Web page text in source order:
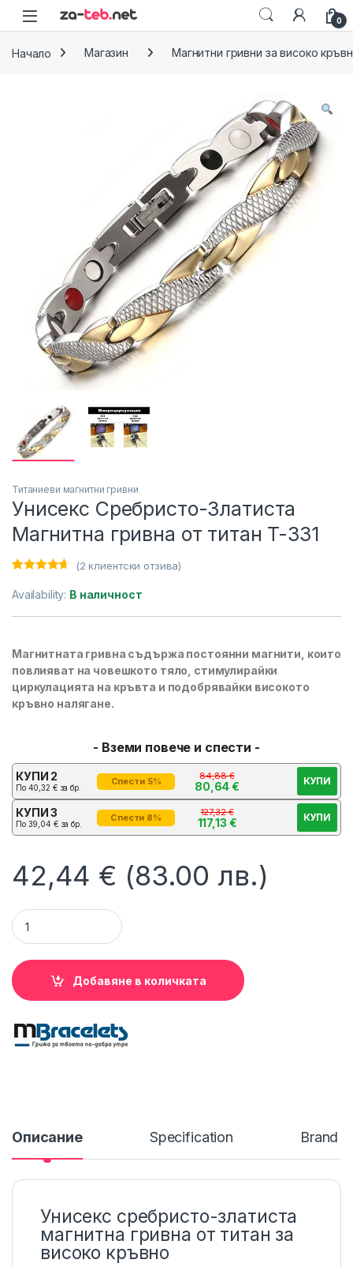
Skip to navigation
Skip to content
0
Начало Магазин Магнитни гривни за високо
Титаниеви магнитни гривни
Унисекс Сребристо-Златиста
Магнитна гривна от титан T-331
4.50от 5,
на
(2 клиентски отзива)
Availability: В наличност
Магнитната гривна съдържа постоянни магнити, които
повлияват на човешкото тяло, стимулирайки
циркулацията на кръвта и подобрявайки високото
кръвно налягане.
- Вземи повече и спести -
КУПИ 2
По 40,32 € за бр.
Спести 5% 84,88€
80,64€ КУПИ
КУПИ 3
По 39,04 € за бр.
Спести 8% 127,32€
117,13 € КУПИ
42,44 € (83.00 лв.)
Унисекс Сребристо-Златиста Магнитна гривна от титан
Добавяне в количката
Описание Specification Brand
Унисекс сребристо-златиста
магнитна гривна от титан за
високо кръвно